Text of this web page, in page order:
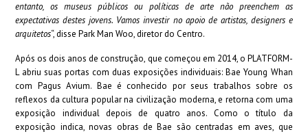
entanto, os museus públicos ou políticas de arte não preenchem as
expectativas destes jovens. Vamos investir no apoio de artistas, designers e
arquitetos“, disse Park Man Woo, diretor do Centro.
Após os dois anos de construção, que começou em 2014, o PLATFORM-
L abriu suas portas com duas exposições individuais: Bae Young Whan
com Pagus Avium. Bae é conhecido por seus trabalhos sobre os
reflexos da cultura popular na civilização moderna, e retorna com uma
exposição individual depois de quatro anos. Como o título da
exposição indica, novas obras de Bae são centradas em aves, que